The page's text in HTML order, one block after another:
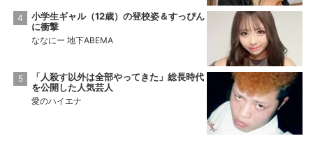
小学生ギャル（12歳）の登校姿＆すっぴん
に衝撃
ななにー 地下ABEMA
「人殺す以外は全部やってきた」総長時代
を公開した人気芸人
愛のハイエナ